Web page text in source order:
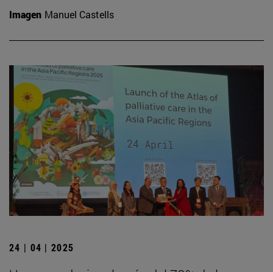
Imagen Manuel Castells
24 | 04 | 2025